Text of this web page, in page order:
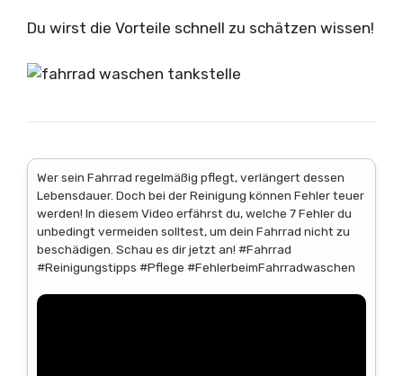
Du wirst die Vorteile schnell zu schätzen wissen!
Wer sein Fahrrad regelmäßig pflegt, verlängert dessen
Lebensdauer. Doch bei der Reinigung können Fehler teuer
werden! In diesem Video erfährst du, welche 7 Fehler du
unbedingt vermeiden solltest, um dein Fahrrad nicht zu
beschädigen. Schau es dir jetzt an! #Fahrrad
#Reinigungstipps #Pflege #FehlerbeimFahrradwaschen